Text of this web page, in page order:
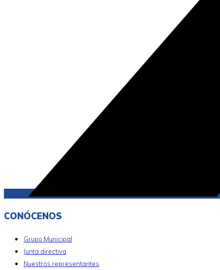
CONÓCENOS
Grupo Municipal
Junta directiva
Nuestros representantes